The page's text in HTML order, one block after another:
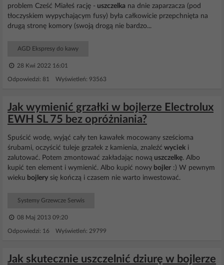
problem Cześć Miałeś rację - uszczelka na dnie zaparzacza (pod
tłoczyskiem wypychającym fusy) była całkowicie przepchnięta na
drugą stronę komory (swoją drogą nie bardzo...
AGD Ekspresy do kawy
28 Kwi 2022 16:01
Odpowiedzi: 81 Wyświetleń: 93563
Jak wymienić grzałki w bojlerze Electrolux
EWH SL 75 bez opróżniania?
Spuścić wodę, wyjąć cały ten kawałek mocowany sześcioma
śrubami, oczyścić tuleje grzałek z kamienia, znaleźć wyciek i
zalutować. Potem zmontować zakładając nową uszczelkę. Albo
kupić ten element i wymienić. Albo kupić nowy bojler :) W pewnym
wieku bojlery się kończą i czasem nie warto inwestować.
Systemy Grzewcze Serwis
08 Maj 2013 09:20
Odpowiedzi: 16 Wyświetleń: 29799
Jak skutecznie uszczelnić dziurę w bojlerze